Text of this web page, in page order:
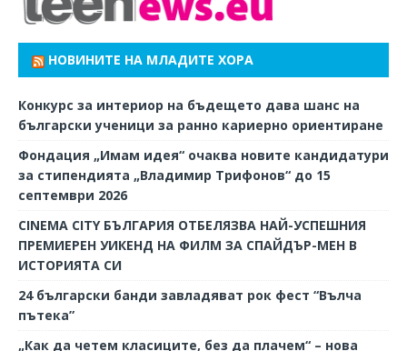
НОВИНИТЕ НА МЛАДИТЕ ХОРА
Конкурс за интериор на бъдещето дава шанс на
български ученици за ранно кариерно ориентиране
Фондация „Имам идея“ очаква новите кандидатури
за стипендията „Владимир Трифонов“ до 15
септември 2026
CINEMA CITY БЪЛГАРИЯ ОТБЕЛЯЗВА НАЙ-УСПЕШНИЯ
ПРЕМИЕРЕН УИКЕНД НА ФИЛМ ЗА СПАЙДЪР-МЕН В
ИСТОРИЯТА СИ
24 български банди завладяват рок фест “Вълча
пътека”
„Как да четем класиците, без да плачем“ – нова